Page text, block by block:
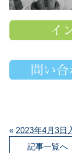
« 2023年4月3日
記事一覧へ